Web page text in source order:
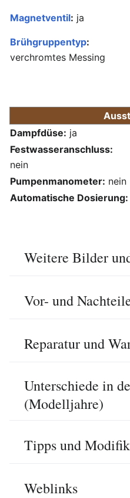
Magnetventil: ja
Brühgruppentyp:
verchromtes Messing
Dampfdüse: ja
Festwasseranschluss:
nein
Pumpenmanometer: nein
Automatische Dosierung:
Weitere Bilder
Vor- und
Reparatur und
Unterschiede in
(Modelljahre)
Tipps und
Weblinks